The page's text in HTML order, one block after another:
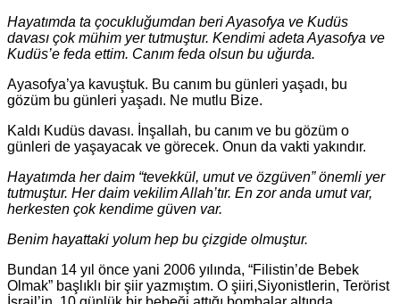
Hayatımda ta çocukluğumdan beri Ayasofya ve Kudüs
davası çok mühim yer tutmuştur. Kendimi adeta Ayasofya ve
Kudüs’e feda ettim. Canım feda olsun bu uğurda.
Ayasofya’ya kavuştuk. Bu canım bu günleri yaşadı, bu
gözüm bu günleri yaşadı. Ne mutlu Bize.
Kaldı Kudüs davası. İnşallah, bu canım ve bu gözüm o
günleri de yaşayacak ve görecek. Onun da vakti yakındır.
Hayatımda her daim “tevekkül, umut ve özgüven” önemli yer
tutmuştur. Her daim vekilim Allah’tır. En zor anda umut var,
herkesten çok kendime güven var.
Benim hayattaki yolum hep bu çizgide olmuştur.
Bundan 14 yıl önce yani 2006 yılında, “Filistin’de Bebek
Olmak” başlıklı bir şiir yazmıştım. O şiiri,Siyonistlerin, Terörist